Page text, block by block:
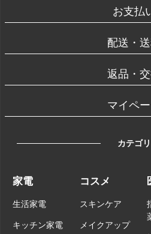
お支払
配送・
返品・
マイペ
カテゴリ
家電
生活家電
キッチン家電
コスメ
スキンケア
メイクアップ